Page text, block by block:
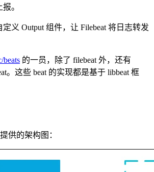
。
义 Output 组件，让 Filebeat 将日志转发
beats 的一员，除了 filebeat 外，还有
。这些 beat 的实现都是基于 libbeat 框
供的架构图：